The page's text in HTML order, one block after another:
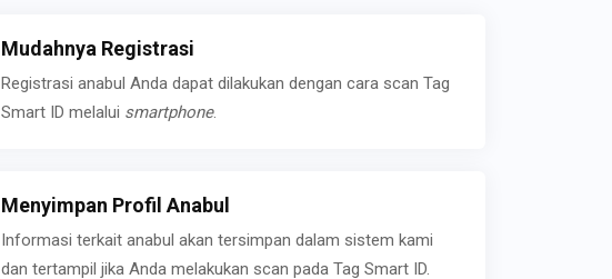
Mudahnya Registrasi
Registrasi anabul Anda dapat dilakukan dengan cara scan Tag
Smart ID melalui smartphone.
Menyimpan Profil Anabul
Informasi terkait anabul akan tersimpan dalam sistem kami
dan tertampil jika Anda melakukan scan pada Tag Smart ID.